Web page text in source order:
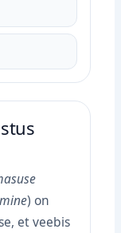
) on
et veebis